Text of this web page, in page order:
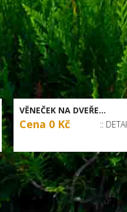
VĚNEČEK NA DVEŘE...
Cena 0 Kč ::